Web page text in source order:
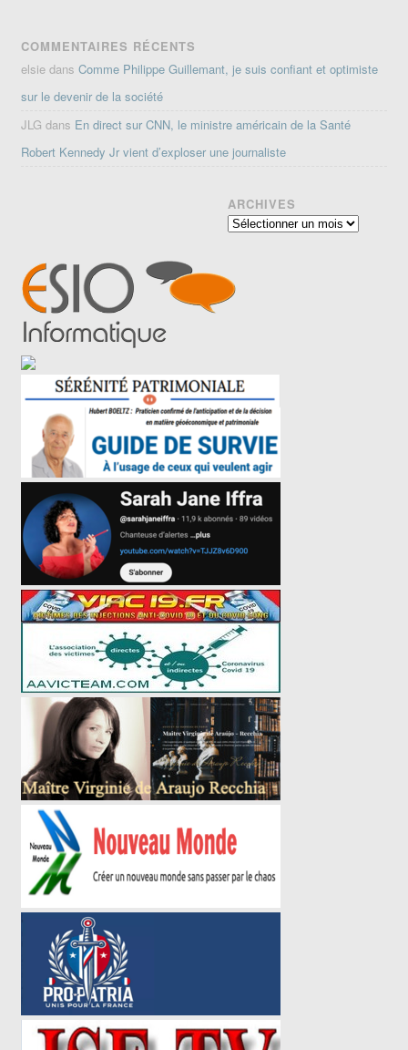
COMMENTAIRES RÉCENTS
elsie dansComme Philippe Guillemant, je suis confiant et optimiste
sur le devenir de la société
JLG dans En direct sur CNN, le ministre américain de la Santé
Robert Kennedy Jr vient d’exploser une journaliste
ARCHIVES
Archives